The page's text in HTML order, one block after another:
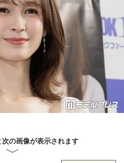
の画像が表示されます